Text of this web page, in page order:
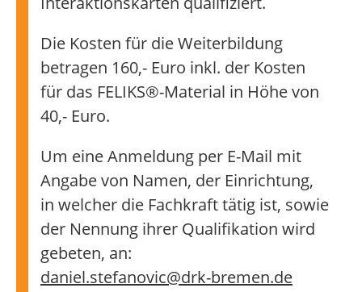
Die Kosten für die Weiterbildung
betragen 160,- Euro inkl. der Kosten
für das FELIKS®-Material in Höhe von
40,- Euro.
Um eine Anmeldung per E-Mail mit
Angabe von Namen, der Einrichtung,
in welcher die Fachkraft tätig ist, sowie
der Nennung ihrer Qualifikation wird
gebeten, an:
daniel.stefanovic@drk-bremen.de